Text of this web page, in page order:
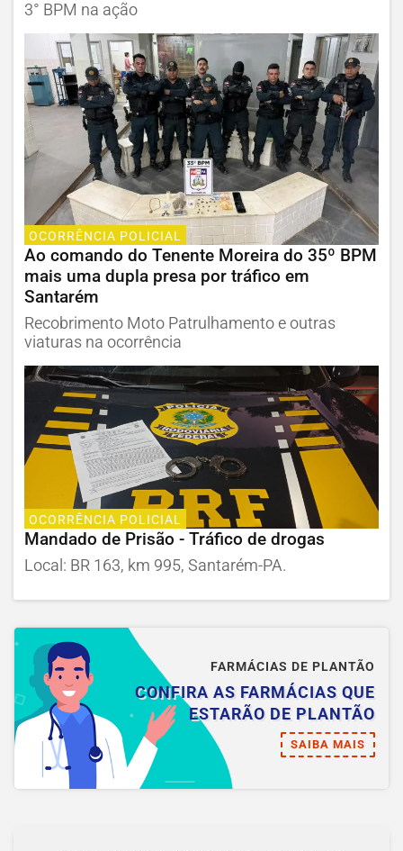
3° BPM na ação
OCORRÊNCIA POLICIAL
Ao comando do Tenente Moreira do 35º BPM
mais uma dupla presa por tráfico em
Santarém
Recobrimento Moto Patrulhamento e outras
viaturas na ocorrência
OCORRÊNCIA POLICIAL
Mandado de Prisão - Tráfico de drogas
Local: BR 163, km 995, Santarém-PA.
FARMÁCIAS DE PLANTÃO
CONFIRA AS FARMÁCIAS QUE
ESTARÃO DE PLANTÃO
SAIBA MAIS